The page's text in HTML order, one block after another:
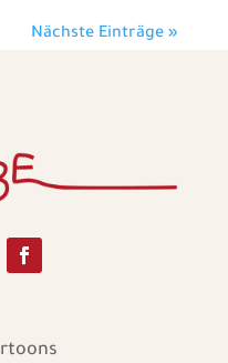
Nächste Einträge »